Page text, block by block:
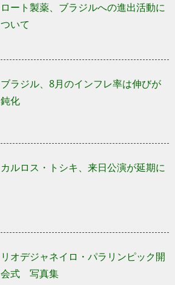
ロート製薬、ブラジルへの進出活動に
ついて
ブラジル、8月のインフレ率は伸びが
鈍化
カルロス・トシキ、来日公演が延期に
リオデジャネイロ・パラリンピック開
会式 写真集